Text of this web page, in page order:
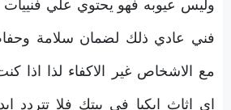
وليس عيوبه فهو يحتوي علي فنييات
فني عادي ذلك لضمان سلامة
مع الاشخاص غير الاكفاء لذا اذا
اي اثاث ايكيا في بيتك فلا تتردد